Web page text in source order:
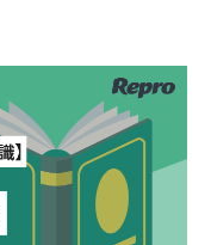
料金・お問合せ